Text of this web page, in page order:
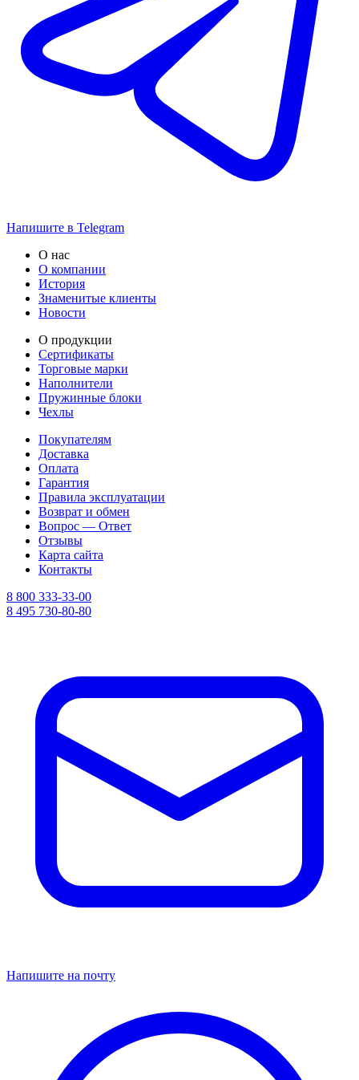
Напишите в Telegram
О нас
О компании
История
Знаменитые клиенты
Новости
О продукции
Сертификаты
Торговые марки
Наполнители
Пружинные блоки
Чехлы
Покупателям
Доставка
Оплата
Гарантия
Правила эксплуатации
Возврат и обмен
Вопрос — Ответ
Отзывы
Карта сайта
Контакты
8 800 333-33-00
8 495 730-80-80
Напишите на почту